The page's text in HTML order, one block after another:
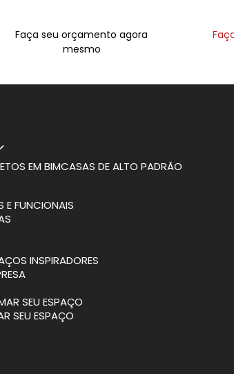
Faça seu orçamento agora
mesmo
EM BIM CASAS DE ALTO PADRÃO
E FUNCIONAIS
INSPIRADORES
SEU ESPAÇO
SEU ESPAÇO